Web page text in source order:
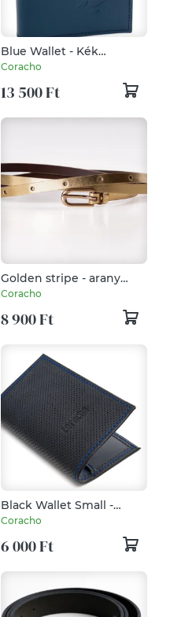
Blue Wallet - Kék
perforált marhabőr tárca
Coracho
13 500 Ft
Golden stripe - arany
színű bőr divatöv, 1cmes
Coracho
8 900 Ft
Black Wallet Small -
Fekete perforált
kistárca
Coracho
6 000 Ft